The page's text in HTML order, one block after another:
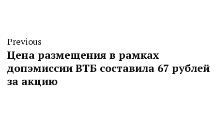
Previous
Цена размещения в рамках
допэмиссии ВТБ составила 67 рублей
за акцию